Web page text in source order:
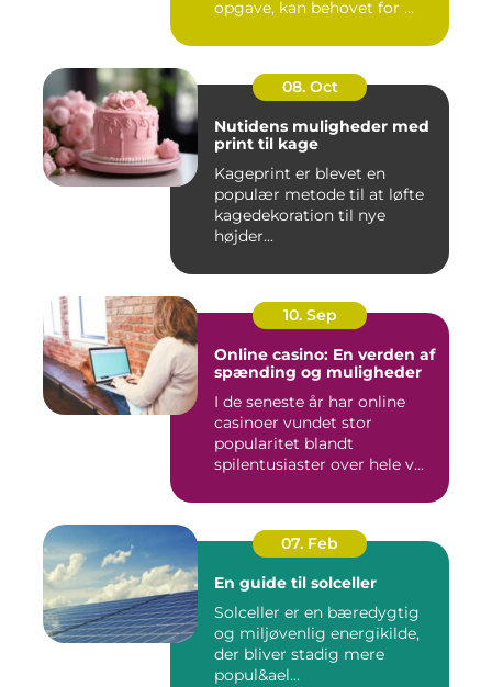
opgave, kan behovet for ...
08. Oct
Nutidens muligheder med
print til kage
Kageprint er blevet en
populær metode til at løfte
kagedekoration til nye
højder...
10. Sep
Online casino: En verden af
spænding og muligheder
I de seneste år har online
casinoer vundet stor
popularitet blandt
spilentusiaster over hele v...
07. Feb
En guide til solceller
Solceller er en bæredygtig
og miljøvenlig energikilde,
der bliver stadig mere
popul&ael...